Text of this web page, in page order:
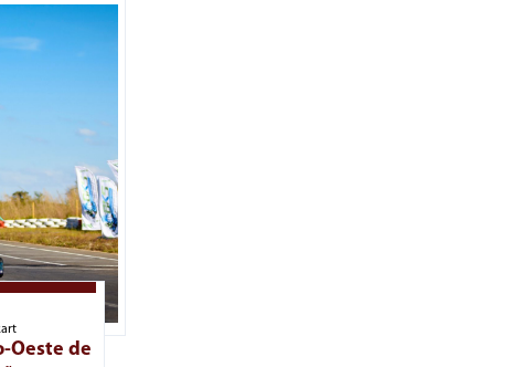
Oeste de